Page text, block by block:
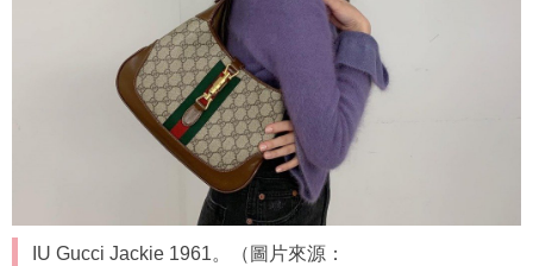
IU Gucci Jackie 1961。（圖片來源：